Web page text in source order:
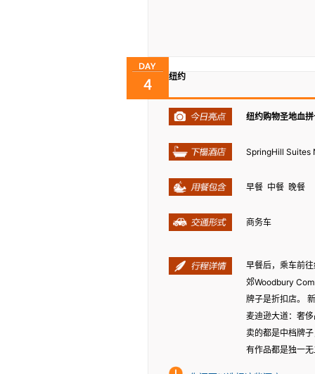
纽约
纽约购物圣地血
SpringHill Suites
早餐 中餐 晚餐
商务车
早餐后，乘车前
郊Woodbury
牌子是折扣店。
麦迪逊大道：奢
卖的都是中档牌
有作品都是独一